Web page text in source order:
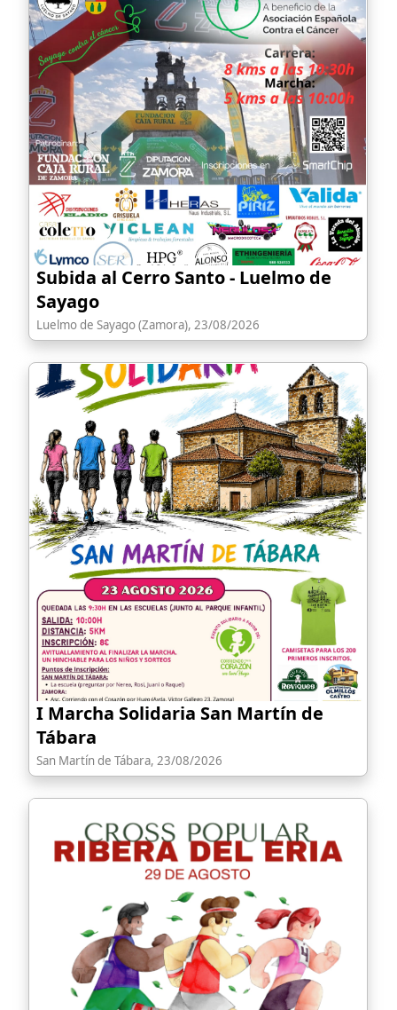
Subida al Cerro Santo - Luelmo de
Sayago
Luelmo de Sayago (Zamora), 23/08/2026
I Marcha Solidaria San Martín de
Tábara
San Martín de Tábara, 23/08/2026